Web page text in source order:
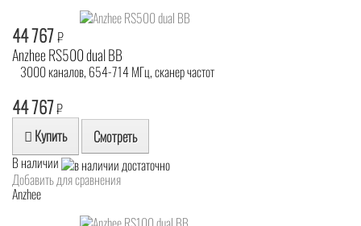
44 767₽
Anzhee RS500 dual BB
3000 каналов, 654-714 МГц, сканер частот
44 767₽
Купить Смотреть
В наличии
Добавить для сравнения
Anzhee